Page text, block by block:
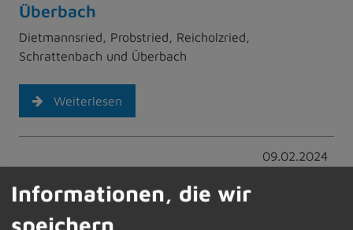
Überbach
Dietmannsried, Probstried, Reicholzried,
Schrattenbach und Überbach
Weiterlesen
09.02.2024
Büro, Jugendtreff, Kidstreff, Veranstaltungen
Informationen, die wir
speichern